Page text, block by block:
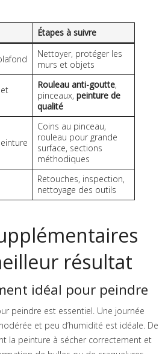
Étapes à suivre
Nettoyer, protéger les
murs et objets
Rouleau anti-goutte,
pinceaux, peinture de
qualité
Coins au pinceau,
rouleau pour grande
surface, sections
méthodiques
Retouches, inspection,
nettoyage des outils
résultat
idéal pour peindre
peindre est essentiel. Une journée
et peu d’humidité est idéale. De
la peinture à sécher correctement et